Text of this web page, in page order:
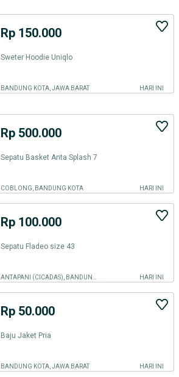
Rp 150.000
Sweter Hoodie Uniqlo
BANDUNG KOTA, JAWA BARAT HARI INI
Rp 500.000
Sepatu Basket Anta Splash 7
COBLONG, BANDUNG KOTA HARI INI
Rp 100.000
Sepatu Fladeo size 43
HARI INI
Rp 50.000
Baju Jaket Pria
BANDUNG KOTA, JAWA BARAT HARI INI